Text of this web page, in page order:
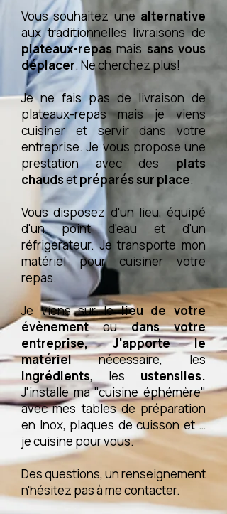
Vous souhaitez une alternative
aux traditionnelles livraisons de
plateaux-repasmais sans vous
déplacer. Ne cherchez plus!
Je ne fais pas de livraison de
plateaux-repas mais je viens
cuisiner et servir dans votre
entreprise.Je vous propose une
prestation avec des plats
chaudsetpréparés sur place.
Vous disposez d'un lieu, équipé
d'un point d'eau et d'un
réfrigérateur. Je transporte mon
matériel pour cuisiner votre
repas.
Je viens sur lelieu de votre
évènementoudans votre
entreprise, J'apporte le
matérielnécessaire, les
ingrédients, les ustensiles.
J'installe ma "cuisine éphémère"
avec mes tables de préparation
en Inox, plaques de cuisson et…
je cuisine pour vous.
Des questions, un renseignement
n'hésitez pas à mecontacter.